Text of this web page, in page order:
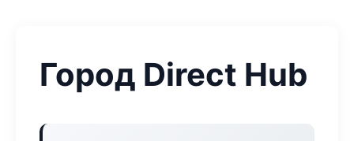
Город Direct Hub